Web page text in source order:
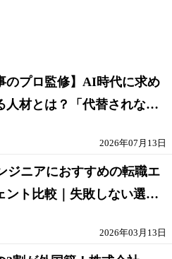
のプロ監修】AI時代に求め
人材とは？「代替されない
2026年07月13日
ジニアにおすすめの転職エ
ント比較｜失敗しない選び
2026年03月13日